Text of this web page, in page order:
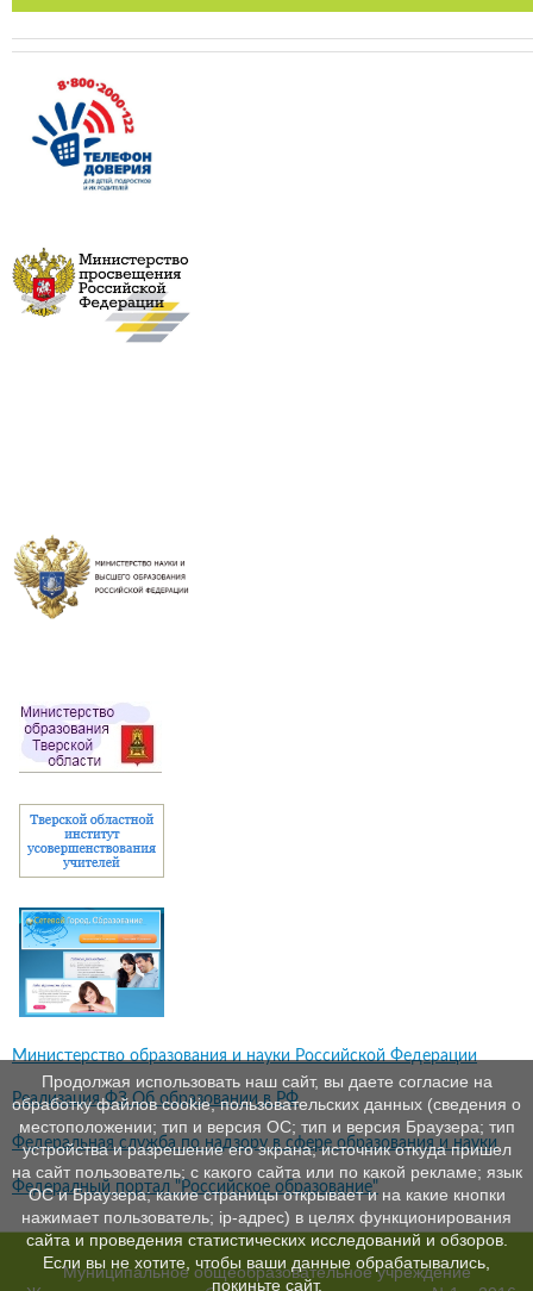
Министерство образования и науки Российской Федерации
Реализация ФЗ Об образовании в РФ
Федеральная служба по надзору в сфере образования и науки
Федералный портал "Российское образование"
Муниципальное общеобразовательное учреждение
Продолжая использовать наш сайт, вы даете согласие на
обработку файлов cookie, пользовательских данных (сведения о
местоположении; тип и версия ОС; тип и версия Браузера; тип
устройства и разрешение его экрана; источник откуда пришел
на сайт пользователь; с какого сайта или по какой рекламе; язык
ОС и Браузера; какие страницы открывает и на какие кнопки
нажимает пользователь; ip-адрес) в целях функционирования
сайта и проведения статистических исследований и обзоров.
Если вы не хотите, чтобы ваши данные обрабатывались,
покиньте сайт.